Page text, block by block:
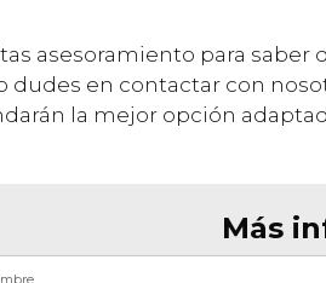
asesoramiento para
dudes en contactar con
la mejor opción
Más